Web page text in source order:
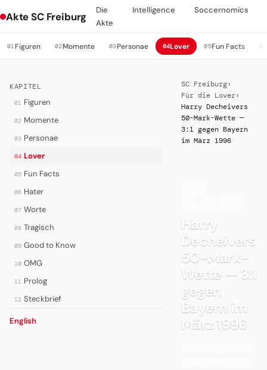
Akte SC Freiburg
Die
Akte
Intelligence Soccernomics
01Figuren 02Momente 03Personae 04Lover 05Fun Facts 06
KAPITEL
01 Figuren
02 Momente
03 Personae
04 Lover
05 Fun Facts
06 Hater
07 Worte
08 Tragisch
09 Good to Know
10 OMG
11 Prolog
12 Steckbrief
English
SC Freiburg›
Für die Lover›
Harry Decheivers
50-Mark-Wette —
3:1 gegen Bayern
im März 1996
Harry
Decheivers
50-Mark-
Wette — 3:1
gegen
Bayern im
März 1996